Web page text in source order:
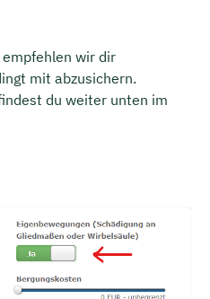
wir dir
mit abzusichern.
du weiter unten im